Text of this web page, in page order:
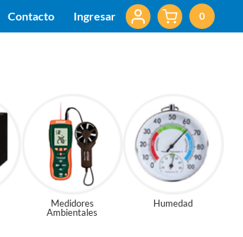
Contacto Ingresar 0
Medidores
Ambientales
Humedad